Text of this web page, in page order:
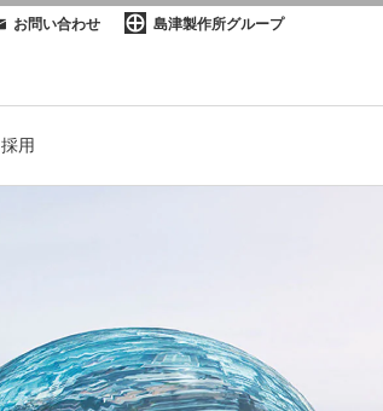
お問い合わせ 島津製作所グループ
採用